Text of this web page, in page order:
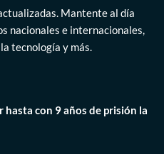
Mantente al día
nacionales e internacionales,
tecnología y más.
hasta con 9 años de prisión la